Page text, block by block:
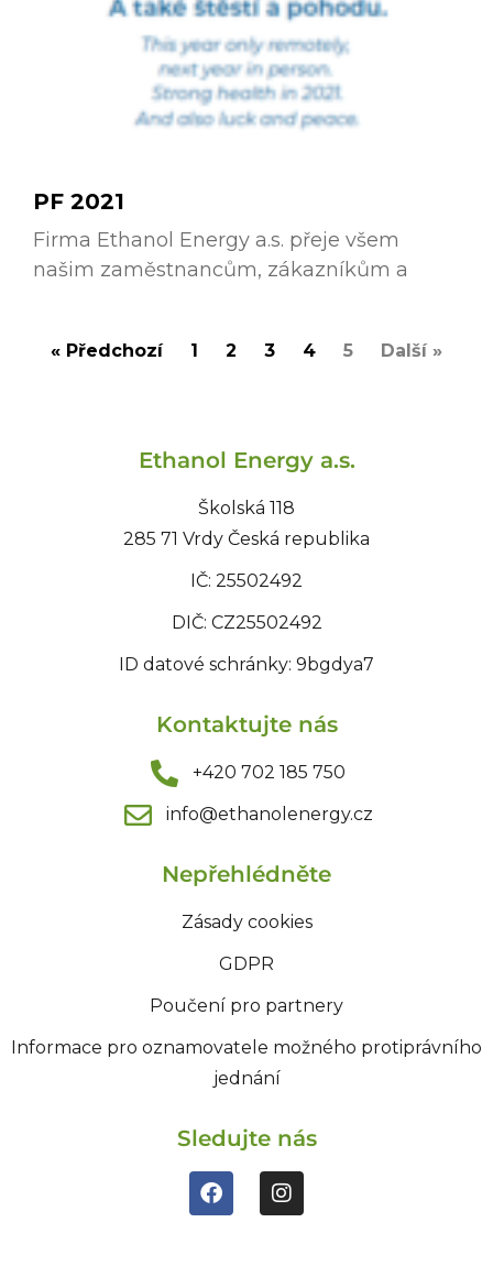
PF 2021
Firma Ethanol Energy a.s. přeje všem
našim zaměstnancům, zákazníkům a
« Předchozí 1 2 3 4 5 Další »
Ethanol Energy a.s.
Školská 118
285 71 Vrdy Česká republika
IČ: 25502492
DIČ: CZ25502492
ID datové schránky: 9bgdya7
Kontaktujte nás
+420 702 185 750
info@ethanolenergy.cz​
Nepřehlédněte
Zásady cookies
GDPR
Poučení pro partnery
Informace pro oznamovatele možného protiprávního
jednání
Sledujte nás